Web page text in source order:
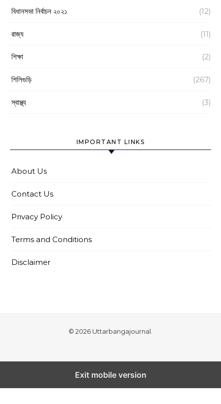
বিধানসভা নির্বাচন ২০২১ (12)
রাজ্য (11)
শিক্ষা (2)
শিলিগুড়ি (267)
স্বাস্থ্য (3)
IMPORTANT LINKS
About Us
Contact Us
Privacy Policy
Terms and Conditions
Disclaimer
© 2026 Uttarbangajournal.
Exit mobile version